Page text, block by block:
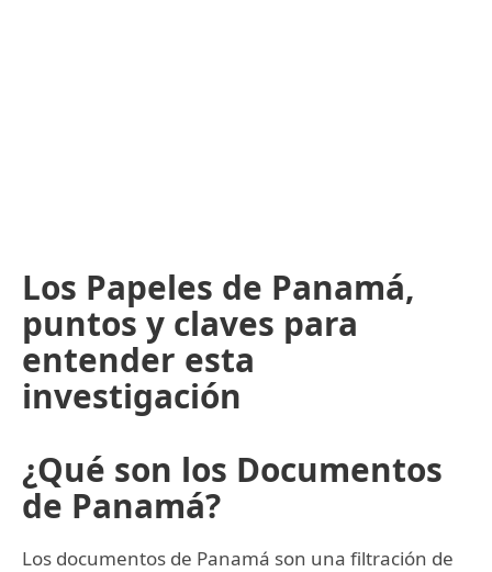
Los Papeles de Panamá,
puntos y claves para
entender esta
investigación
¿Qué son los Documentos
de Panamá?
Los documentos de Panamá son una filtración de